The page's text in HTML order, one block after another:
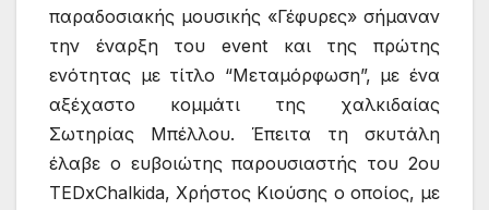
παραδοσιακής μουσικής «Γέφυρες» σήμαναν
την έναρξη του event και της πρώτης
ενότητας με τίτλο “Μεταμόρφωση”, με ένα
αξέχαστο κομμάτι της χαλκιδαίας
Σωτηρίας Μπέλλου. Έπειτα τη σκυτάλη
έλαβε ο ευβοιώτης παρουσιαστής του 2ου
TEDxChalkida, Χρήστος Κιούσης ο οποίος, με